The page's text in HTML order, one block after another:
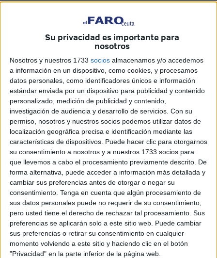
Su privacidad es importante para
nosotros
Nosotros y nuestros 1733 socios almacenamos y/o accedemos
a información en un dispositivo, como cookies, y procesamos
datos personales, como identificadores únicos e información
estándar enviada por un dispositivo para publicidad y contenido
personalizado, medición de publicidad y contenido,
investigación de audiencia y desarrollo de servicios. Con su
permiso, nosotros y nuestros socios podemos utilizar datos de
localización geográfica precisa e identificación mediante las
características de dispositivos. Puede hacer clic para otorgarnos
su consentimiento a nosotros y a nuestros 1733 socios para
que llevemos a cabo el procesamiento previamente descrito. De
forma alternativa, puede acceder a información más detallada y
cambiar sus preferencias antes de otorgar o negar su
consentimiento. Tenga en cuenta que algún procesamiento de
sus datos personales puede no requerir de su consentimiento,
pero usted tiene el derecho de rechazar tal procesamiento. Sus
preferencias se aplicarán solo a este sitio web. Puede cambiar
sus preferencias o retirar su consentimiento en cualquier
momento volviendo a este sitio y haciendo clic en el botón
"Privacidad" en la parte inferior de la página web.
Loscentros educativos de Ceutarecuperarán este
juevessuactividad normaly abrirán sus puertascon
total normalidad, después de que la ciudadabandone la
alerta naranjapor laborrascaJosephdurante la tarde de
este miércoles y pase a aviso amarillo, según la
información facilitada por laAgencia Estatal de
Meteorología (AEMET).
La vuelta a lanormalidad lectivase producirá tras una
jornada marcada por lasuspensión de las claseseste
miércoles 28 de enero, una medida adoptada de forma
preventivaante el riesgo defuertes vientosy
fenómenos costerosasociados al aviso naranja activado
en la ciudad.
Desde laCiudad Autónoma y Delegación de Gobierno
se ha confirmado que, una vez rebajado el nivel de alerta